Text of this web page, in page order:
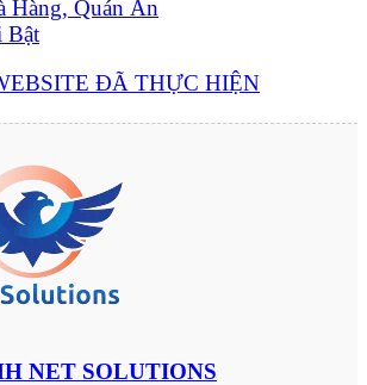
Hàng, Quán Ăn
Bật
ĐÃ THỰC HIỆN
NET SOLUTIONS